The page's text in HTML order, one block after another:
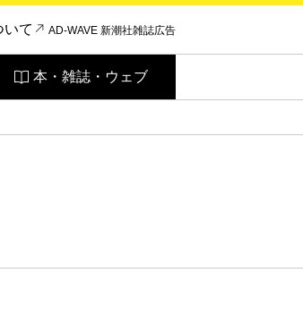
いて AD-WAVE 新潮社雑誌広告
本・雑誌・ウェブ